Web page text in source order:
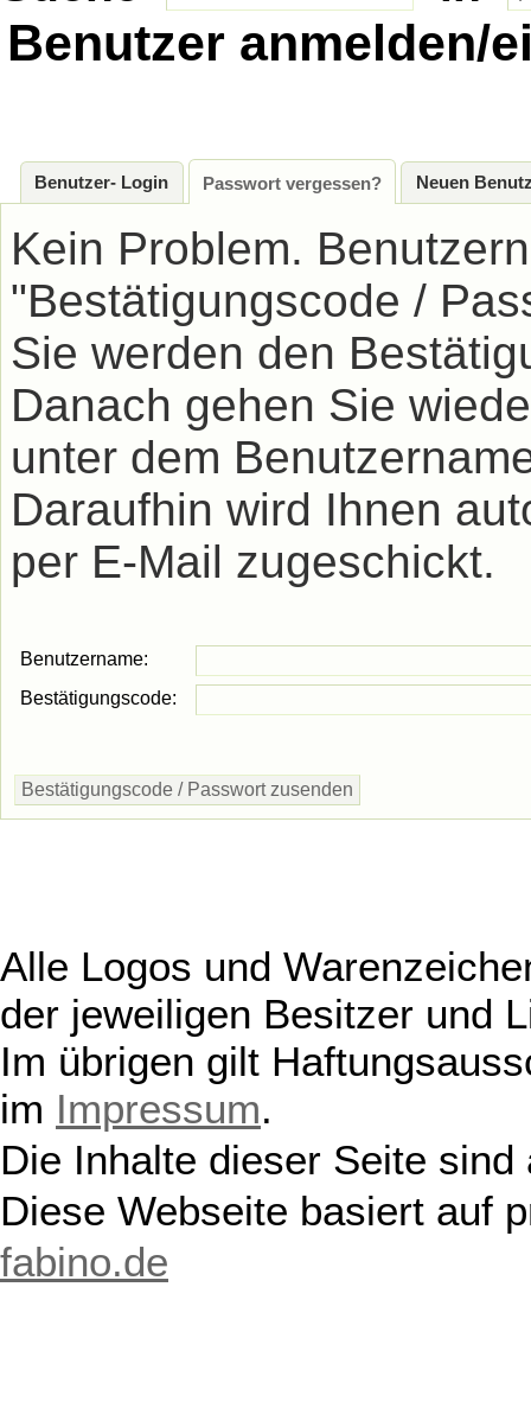
Benutzer anmelden/
Benutzer- Login Passwort vergessen? Neuen
Kein Problem.
"Bestätigungscode /
Sie werden den
Danach gehen Sie
unter dem
Daraufhin wird Ihnen
per E-Mail zugeschickt.
Benutzername:
Bestätigungscode:
Alle Logos und
der jeweiligen Besitzer und
Im übrigen gilt
im Impressum.
Die Inhalte dieser Seite
Diese Webseite basiert auf
fabino.de